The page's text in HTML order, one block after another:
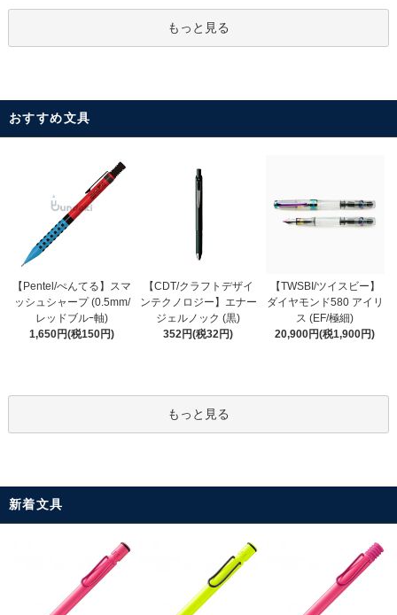
もっと見る
おすすめ文具
【Pentel/ぺんてる】スマ
ッシュシャープ (0.5mm/
レッドブルｰ軸)
1,650円(税150円)
【CDT/クラフトデザイ
ンテクノロジー】エナー
ジェルノック (黒)
352円(税32円)
【TWSBI/ツイスビー】
ダイヤモンド580 アイリ
ス (EF/極細)
20,900円(税1,900円)
もっと見る
新着文具